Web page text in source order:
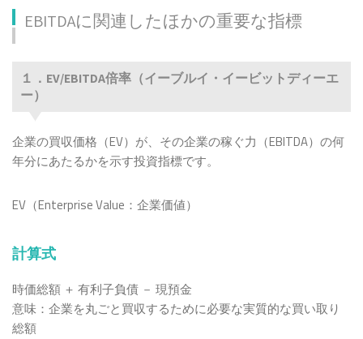
EBITDAに関連したほかの重要な指標
１．EV/EBITDA倍率（イーブルイ・イービットディーエ
ー）
企業の買収価格（EV）が、その企業の稼ぐ力（EBITDA）の何
年分にあたるかを示す投資指標です。
EV（Enterprise Value：企業価値）
計算式
時価総額 ＋ 有利子負債 － 現預金
意味：企業を丸ごと買収するために必要な実質的な買い取り
総額